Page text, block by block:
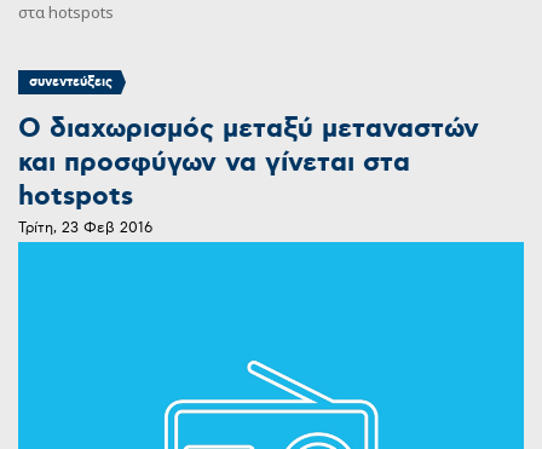
στα hotspots
συνεντεύξεις
Ο διαχωρισμός μεταξύ μεταναστών
και προσφύγων να γίνεται στα
hotspots
Τρίτη, 23 Φεβ 2016